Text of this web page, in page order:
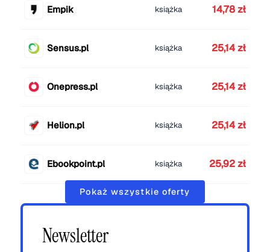
Empik książka 14,78 zł
Sensus.pl książka 25,14 zł
Onepress.pl książka 25,14 zł
Helion.pl książka 25,14 zł
Ebookpoint.pl książka 25,92 zł
Pokaż wszystkie oferty
Newsletter